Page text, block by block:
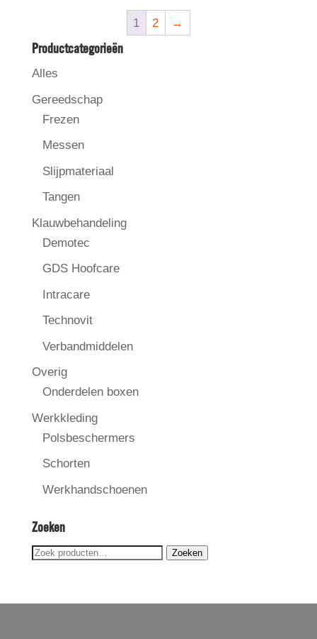
1 2 →
Productcategorieën
Alles
Gereedschap
Frezen
Messen
Slijpmateriaal
Tangen
Klauwbehandeling
Demotec
GDS Hoofcare
Intracare
Technovit
Verbandmiddelen
Overig
Onderdelen boxen
Werkkleding
Polsbeschermers
Schorten
Werkhandschoenen
Zoeken
Zoeken
Zoeken